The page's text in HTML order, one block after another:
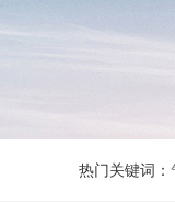
热门关键词：